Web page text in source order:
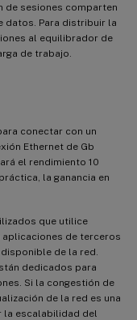
de sesiones comparten
datos. Para distribuir la
al equilibrador de
de trabajo.
conectar con un
Ethernet de Gb
el rendimiento 10
la ganancia en
que utilice
aplicaciones de terceros
de la red.
dedicados para
Si la congestión de
de la red es una
la escalabilidad del